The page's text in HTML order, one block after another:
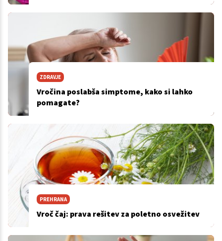
ZDRAVJE
Vročina poslabša simptome, kako si lahko
pomagate?
PREHRANA
Vroč čaj: prava rešitev za poletno osvežitev